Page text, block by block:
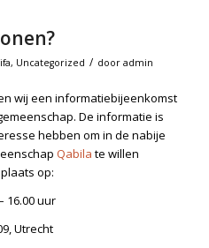
, Uncategorized / door admin
wij een informatiebijeenkomst
De informatie is
hebben om in de nabije
Qabila te willen
op:
16.00 uur
Utrecht